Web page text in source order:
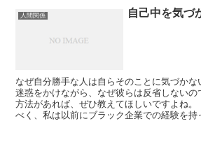
人間関係 自己中を気づ
なぜ自分勝手な人は自らそのことに気づかな
迷惑をかけながら、なぜ彼らは反省しない
方法があれば、ぜひ教えてほしいですよね
べく、私は以前にブラック企業での経験を持